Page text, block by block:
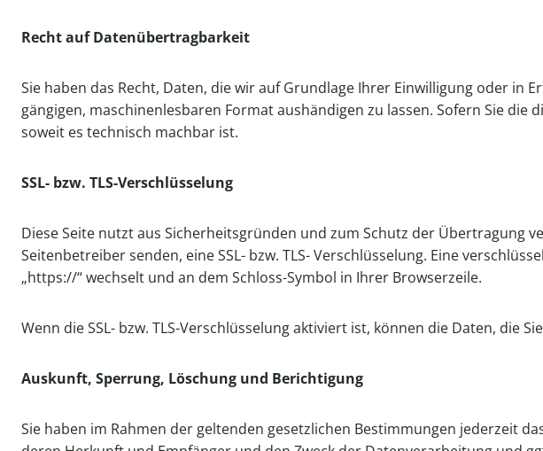
Recht auf Datenübertragbarkeit
Sie haben das Recht, Daten, die wir auf Grundlage Ihrer Einwilligung oder
gängigen, maschinenlesbaren Format aushändigen zu lassen. Sofern Sie
soweit es technisch machbar ist.
SSL- bzw. TLS-Verschlüsselung
Diese Seite nutzt aus Sicherheitsgründen und zum Schutz der Übertragung
Seitenbetreiber senden, eine SSL- bzw. TLS- Verschlüsselung. Eine
„https://“ wechselt und an dem Schloss-Symbol in Ihrer Browserzeile.
Wenn die SSL- bzw. TLS-Verschlüsselung aktiviert ist, können die Daten, die
Auskunft, Sperrung, Löschung und Berichtigung
Sie haben im Rahmen der geltenden gesetzlichen Bestimmungen jederzeit